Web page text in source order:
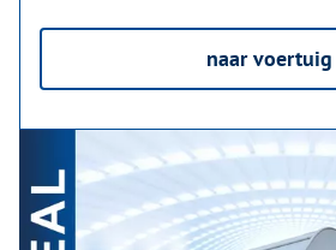
naar voertuig